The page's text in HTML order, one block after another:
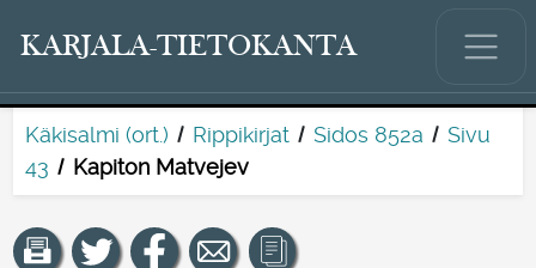
KARJALA-TIETOKANTA
Käkisalmi (ort.) Rippikirjat Sidos 852a
Sivu
43
Kapiton Matvejev